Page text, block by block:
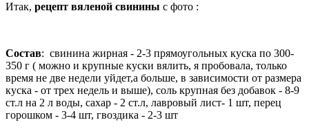
Итак, рецепт вяленой свинины с фото :
Состав: свинина жирная - 2-3 прямоугольных куска по 300-
350 г ( можно и крупные куски вялить, я пробовала, только
время не две недели уйдет,а больше, в зависимости от размера
куска - от трех недель и выше), соль крупная без добавок - 8-9
ст.л на 2 л воды, сахар - 2 ст.л, лавровый лист- 1 шт, перец
горошком - 3-4 шт, гвоздика - 2-3 шт